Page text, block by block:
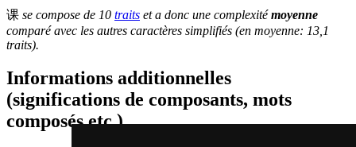
课 se compose de 10 traits et a donc une complexitémoyenne
comparé avec les autres caractères simplifiés (en moyenne: 13,1
traits).
Informations additionnelles
(significations de composants, mots
composés etc.)